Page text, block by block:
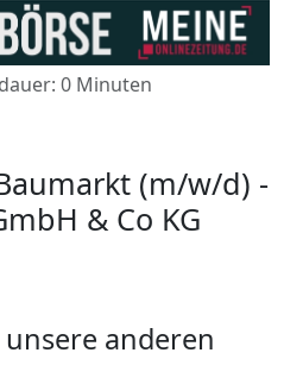
0 Minuten
(m/w/d) -
& Co KG
anderen